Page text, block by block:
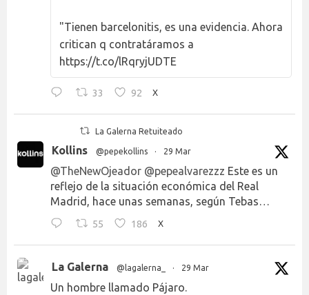
"Tienen barcelonitis, es una evidencia. Ahora
critican q contratáramos a
https://t.co/lRqryjUDTE
33 92 X
La Galerna Retuiteado
Kollins @pepekollins · 29 Mar
@TheNewOjeador @pepealvarezzz Este es un
reflejo de la situación económica del Real
Madrid, hace unas semanas, según Tebas…
55 186 X
La Galerna @lagalerna_ · 29 Mar
Un hombre llamado Pájaro.